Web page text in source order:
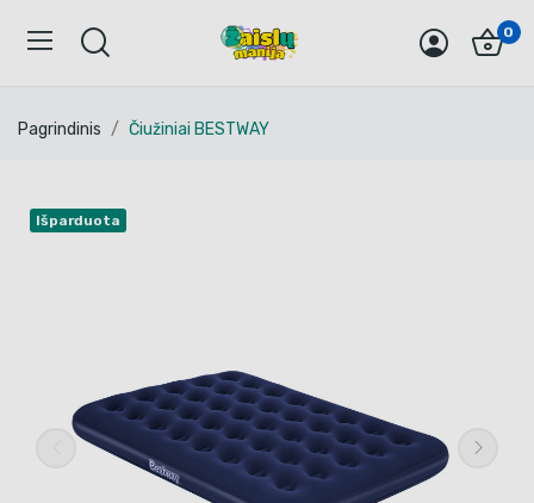
0
Pagrindinis Čiužiniai BESTWAY
Išparduota